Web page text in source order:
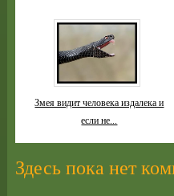
Змея видит человека издалека и
если не...
Здесь пока нет